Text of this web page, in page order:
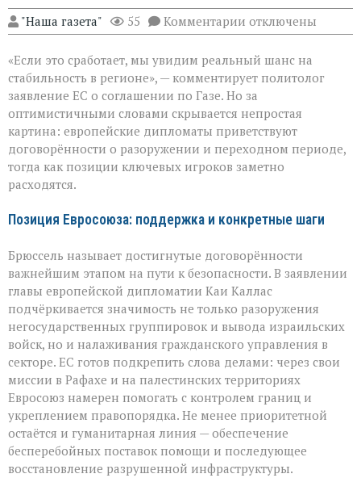
"Наша газета" 55 Комментарии к
записи
за
мир
Газе:
надежды
и
противоречия
отключены
«Если это сработает, мы увидим реальный шанс на
стабильность в регионе», — комментирует политолог
заявление ЕС о соглашении по Газе. Но за
оптимистичными словами скрывается непростая
картина: европейские дипломаты приветствуют
договорённости о разоружении и переходном периоде,
тогда как позиции ключевых игроков заметно
расходятся.
Позиция Евросоюза: поддержка и конкретные шаги
Брюссель называет достигнутые договорённости
важнейшим этапом на пути к безопасности. В заявлении
главы европейской дипломатии Каи Каллас
подчёркивается значимость не только разоружения
негосударственных группировок и вывода израильских
войск, но и налаживания гражданского управления в
секторе. ЕС готов подкрепить слова делами: через свои
миссии в Рафахе и на палестинских территориях
Евросоюз намерен помогать с контролем границ и
укреплением правопорядка. Не менее приоритетной
остаётся и гуманитарная линия — обеспечение
бесперебойных поставок помощи и последующее
восстановление разрушенной инфраструктуры.